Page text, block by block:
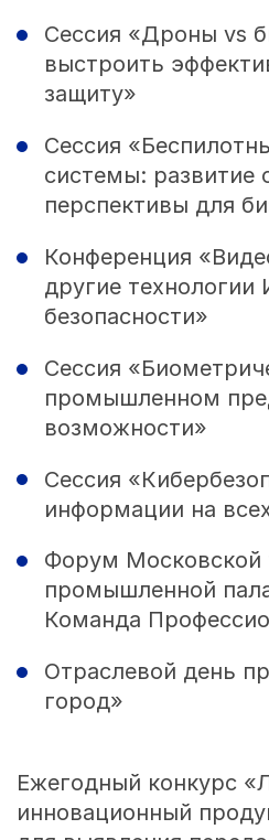
Сессия «Дроны vs
выстроить
защиту»
Сессия
системы: развитие
перспективы для
Конференция
другие технологии
безопасности»
Сессия
промышленном
возможности»
Сессия
информации на
Форум Московской
промышленной
Команда
Отраслевой день
город»
Ежегодный конкурс
инновационный